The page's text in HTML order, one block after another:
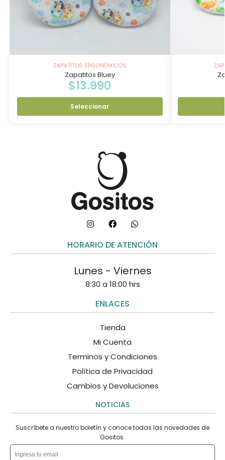
ZAPATITOS ERGONÓMICOS
Zapatitos Bluey
$13.990
Seleccionar
HORARIO DE ATENCIÓN
Lunes - Viernes
8:30 a 18:00 hrs
ENLACES
Tienda
Mi Cuenta
Terminos y Condiciones
Política de Privacidad
Cambios y Devoluciones
NOTICIAS
Suscríbete a nuestro boletín y conoce todas las novedades de
Gositos.